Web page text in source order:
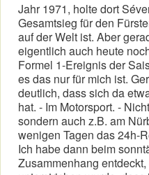
Jahr 1971, holte dort
Gesamtsieg für den
auf der Welt ist. Aber
eigentlich auch heute
Formel 1-Ereignis der
es das nur für mich ist.
deutlich, dass sich da
hat. - Im Motorsport. -
sondern auch z.B. am
wenigen Tagen das 24h-
Ich habe dann beim
Zusammenhang